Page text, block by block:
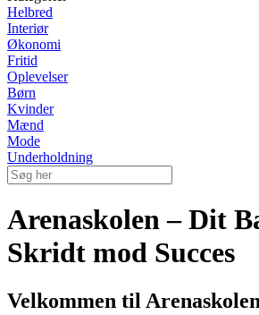
Helbred
Interiør
Økonomi
Fritid
Oplevelser
Børn
Kvinder
Mænd
Mode
Underholdning
Arenaskolen – Dit
Skridt mod Succes
Velkommen til Arenaskolen